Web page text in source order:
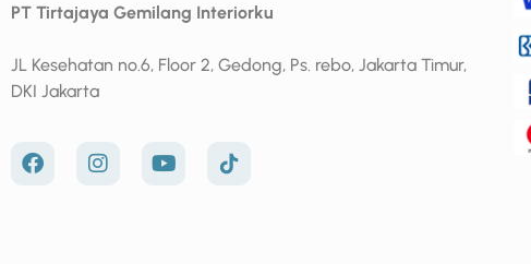
PT Tirtajaya Gemilang Interiorku
JL Kesehatan no.6, Floor 2, Gedong, Ps. rebo, Jakarta Timur,
DKI Jakarta